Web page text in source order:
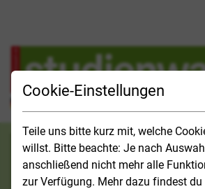
Cookie-Einstellungen
Teile uns bitte kurz mit, welche
willst. Bitte beachte: Je nach
anschließend nicht mehr alle
zur Verfügung. Mehr dazu findest du
Search category